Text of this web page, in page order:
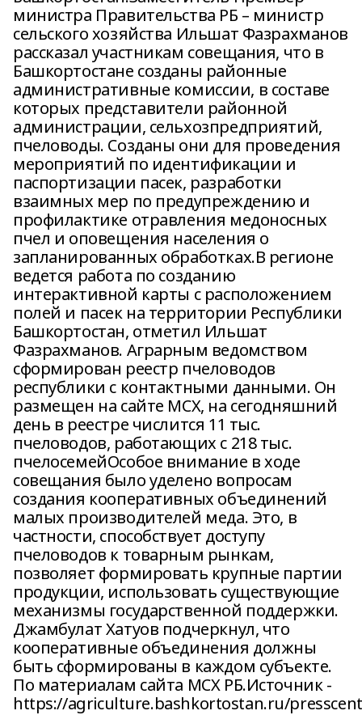
министра Правительства РБ – министр
сельского хозяйства Ильшат Фазрахманов
рассказал участникам совещания, что в
Башкортостане созданы районные
административные комиссии, в составе
которых представители районной
администрации, сельхозпредприятий,
пчеловоды. Созданы они для проведения
мероприятий по идентификации и
паспортизации пасек, разработки
взаимных мер по предупреждению и
профилактике отравления медоносных
пчел и оповещения населения о
запланированных обработках.В регионе
ведется работа по созданию
интерактивной карты с расположением
полей и пасек на территории Республики
Башкортостан, отметил Ильшат
Фазрахманов. Аграрным ведомством
сформирован реестр пчеловодов
республики с контактными данными. Он
размещен на сайте МСХ, на сегодняшний
день в реестре числится 11 тыс.
пчеловодов, работающих с 218 тыс.
пчелосемейОсобое внимание в ходе
совещания было уделено вопросам
создания кооперативных объединений
малых производителей меда. Это, в
частности, способствует доступу
пчеловодов к товарным рынкам,
позволяет формировать крупные партии
продукции, использовать существующие
механизмы государственной поддержки.
Джамбулат Хатуов подчеркнул, что
кооперативные объединения должны
быть сформированы в каждом субъекте.
По материалам сайта МСХ РБ.Источник -
https://agriculture.bashkortostan.ru/